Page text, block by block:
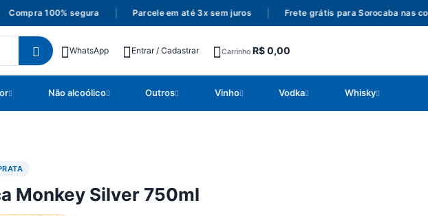
Compra 100% segura Parcele em até 3x sem juros Frete grátis para Sorocaba nas
WhatsApp Entrar / Cadastrar Carrinho R$0,00
Não alcoólico Outros Vinho Vodka Whisky
Monkey Silver 750ml